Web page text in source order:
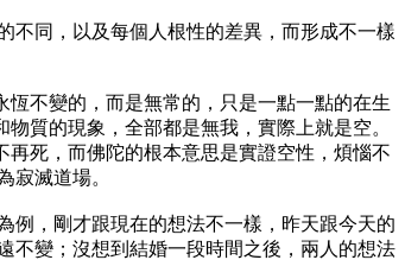
同，以及每個人根性的差異，而形成不一樣
不變的，而是無常的，只是一點一點的在生
質的現象，全部都是無我，實際上就是空。
死，而佛陀的根本意思是實證空性，煩惱不
寂滅道場。
，剛才跟現在的想法不一樣，昨天跟今天的
不變；沒想到結婚一段時間之後，兩人的想法